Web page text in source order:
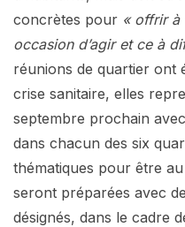
concrètes pour « offrir à
occasion d’agir et ce à
réunions de quartier ont
crise sanitaire, elles
septembre prochain
dans chacun des six
thématiques pour être
seront préparées avec
désignés, dans le cadre